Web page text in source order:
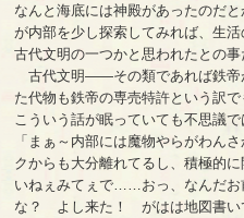
なんと海底には神殿があったのだ
が内部を少し探索してみれば、生
古代文明の一つかと思われたとの事
古代文明――その類であれば鉄帝
た代物も鉄帝の専売特許という訳
こういう話が眠っていても不思議
「まぁ～内部には魔物やらがわん
クからも大分離れてるし、積極的
いねぇみてぇで……おっ、なんだ
な？ よし来た！ がはは地図書い